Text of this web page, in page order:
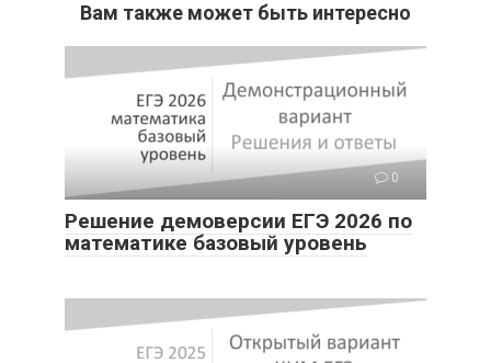
Вам также может быть интересно
0
Решение демоверсии ЕГЭ 2026 по
математике базовый уровень